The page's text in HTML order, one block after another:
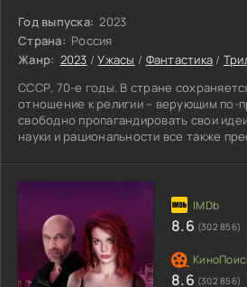
Год выпуска: 2023
Страна: Россия
Жанр: 2023 /Ужасы / Фантастика /
СССР, 70-е годы. В стране
отношение к религии – верующим по-
свободно пропагандировать свои
науки и рациональности все также
физик занимается исследованиями
как телепатия и телекинез. Когда
тяжелого эксперимента возвращается
обнаруживает, что с его
происходит нечто
8.6 (302 856)
8.6 (302 856)